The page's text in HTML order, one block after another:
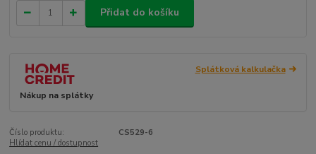
Přidat do košíku
Splátková kalkulačka
Nákup na splátky
Číslo produktu:
CS529-6
Hlídat cenu / dostupnost